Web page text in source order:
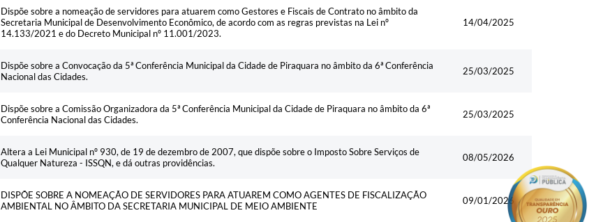
Dispõe sobre a nomeação de servidores para atuarem como Gestores e Fiscais de Contrato no âmbito da
Secretaria Municipal de Desenvolvimento Econômico, de acordo com as regras previstas na Lei nº
14.133/2021 e do Decreto Municipal nº 11.001/2023.
14/04/2025
Dispõe sobre a Convocação da 5ª Conferência Municipal da Cidade de Piraquara no âmbito da 6ª Conferência
Nacional das Cidades.
25/03/2025
Dispõe sobre a Comissão Organizadora da 5ª Conferência Municipal da Cidade de Piraquara no âmbito da 6ª
Conferência Nacional das Cidades.
25/03/2025
Altera a Lei Municipal nº 930, de 19 de dezembro de 2007, que dispõe sobre o Imposto Sobre Serviços de
Qualquer Natureza - ISSQN, e dá outras providências.
08/05/2026
DISPÕE SOBRE A NOMEAÇÃO DE SERVIDORES PARA ATUAREM COMO AGENTES DE FISCALIZAÇÃO
AMBIENTAL NO ÂMBITO DA SECRETARIA MUNICIPAL DE MEIO AMBIENTE
09/01/2026